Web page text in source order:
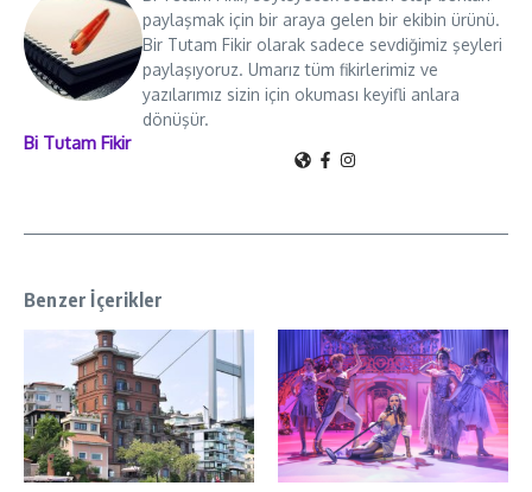
Bi Tutam Fikir
paylaşmak için bir araya gelen bir ekibin ürünü.
Bir Tutam Fikir olarak sadece sevdiğimiz şeyleri
paylaşıyoruz. Umarız tüm fikirlerimiz ve
yazılarımız sizin için okuması keyifli anlara
dönüşür.
Benzer İçerikler